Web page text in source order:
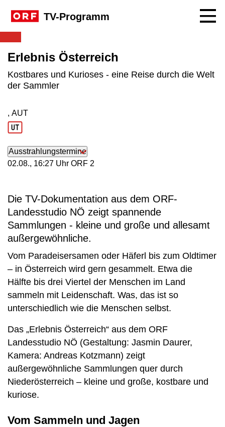
TV-Programm
Erlebnis Österreich
Kostbares und Kurioses - eine Reise durch die Welt
der Sammler
Produktionsland: AUT
, AUT
Ausstrahlungstermine
02. August, 16:27 Uhr in ORF 2
02.08., 16:27 Uhr ORF 2
Die TV-Dokumentation aus dem ORF-
Landesstudio NÖ zeigt spannende
Sammlungen - kleine und große und allesamt
außergewöhnliche.
Vom Paradeisersamen oder Häferl bis zum Oldtimer
– in Österreich wird gern gesammelt. Etwa die
Hälfte bis drei Viertel der Menschen im Land
sammeln mit Leidenschaft. Was, das ist so
unterschiedlich wie die Menschen selbst.
Das „Erlebnis Österreich“ aus dem ORF
Landesstudio NÖ (Gestaltung: Jasmin Daurer,
Kamera: Andreas Kotzmann) zeigt
außergewöhnliche Sammlungen quer durch
Niederösterreich – kleine und große, kostbare und
kuriose.
Vom Sammeln und Jagen